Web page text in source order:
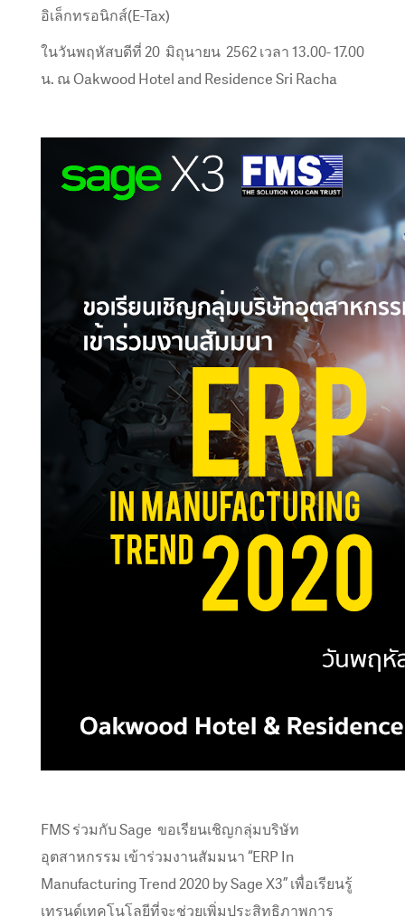
อิเล็กทรอนิกส์(E-Tax)
ในวันพฤหัสบดีที่ 20 มิถุนายน 2562 เวลา 13.00- 17.00
น. ณ Oakwood Hotel and Residence Sri Racha
FMS ร่วมกับ Sage ขอเรียนเชิญกลุ่มบริษัท
อุตสาหกรรม เข้าร่วมงานสัมมนา “ERP In
Manufacturing Trend 2020 by Sage X3” เพื่อเรียนรู้
เทรนด์เทคโนโลยีที่จะช่วยเพิ่มประสิทธิภาพการ